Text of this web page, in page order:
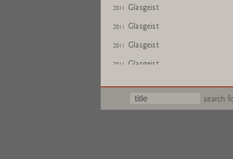
2011 Glasgeist
2011 Glasgeist
2011 Glasgeist
2011 Glasgeist
Glasgeist search